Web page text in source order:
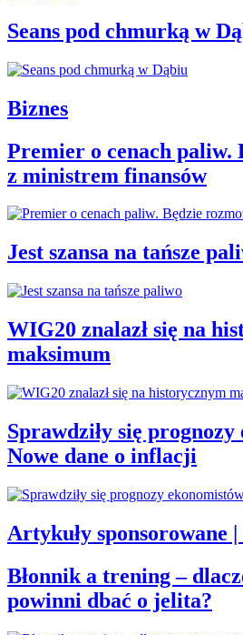
Seans pod chmurką w
Biznes
Premier o cenach paliw.
z ministrem finansów
Jest szansa na tańsze
WIG20 znalazł się na
maksimum
Sprawdziły się prognozy
Nowe dane o inflacji
Artykuły sponsorowane |
Błonnik a trening –
powinni dbać o jelita?